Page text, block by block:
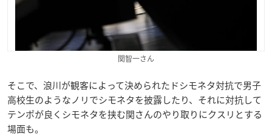
関智一さん
そこで、浪川が観客によって決められたドシモネタ対抗で男子
高校生のようなノリでシモネタを披露したり、それに対抗して
テンポが良くシモネタを挟む関さんのやり取りにクスリとする
場面も。